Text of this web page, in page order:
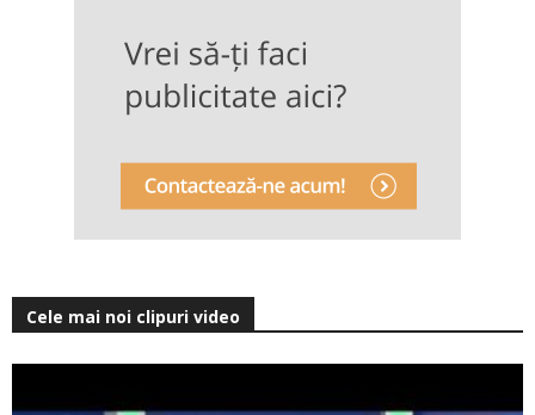
Cele mai noi clipuri video